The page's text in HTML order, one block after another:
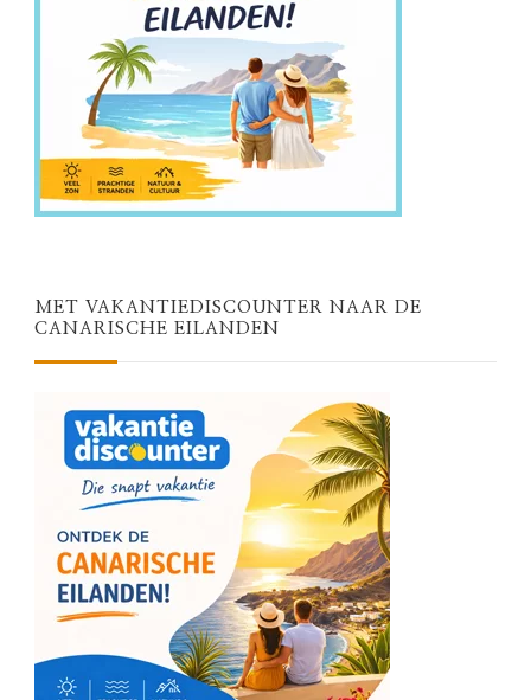
MET VAKANTIEDISCOUNTER NAAR DE
CANARISCHE EILANDEN